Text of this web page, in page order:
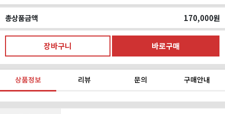
총상품금액 170,000원
상품정보 리뷰 문의 구매안내